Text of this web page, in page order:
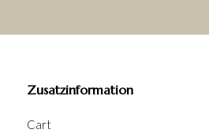
Zusatzinformation
Cart